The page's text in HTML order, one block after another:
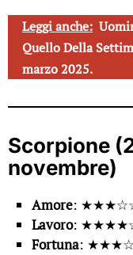
Leggi anche:
Quello Della
marzo 2025.
Scorpione
novembre)
Amore:
Lavoro:
Fortuna: